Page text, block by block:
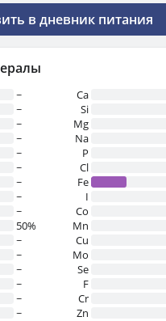
в дневник питания
~
~
~
~
~
~
~
~
~
50%
~
~
~
~
~
~
Ca
Si
Mg
Na
P
Cl
Fe
I
Co
Mn
Cu
Mo
Se
F
Cr
Zn